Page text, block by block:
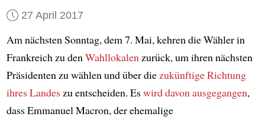
27 April 2017
Am nächsten Sonntag, dem 7. Mai, kehren die Wähler in
Frankreich zu denWahllokalenzurück, um ihren nächsten
Präsidenten zu wählen und über diezukünftige Richtung
ihres Landeszu entscheiden. Eswird davon ausgegangen,
dass Emmanuel Macron, der ehemalige